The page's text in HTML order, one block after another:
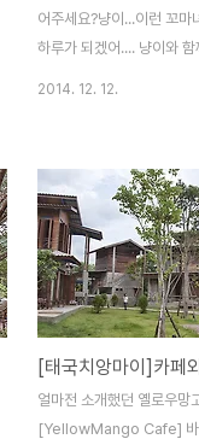
주인분이 쿠키를 만들고 계
아니라 케잌과 쿠키를 직접
어주세요?냥이...이런 꼬마
하루가 되겠어.... 냥이와 함
ㅠ더군다나 고양이 카페에
무(?)중이라 그런지 손님들
정도로 생각하는듯 아주
ㅋㅋ 이 사람은 언니양? 오
까? 말까??? 냐옹~ 이쁘게
커피는 다 마신거임? 나도
먹을 받아라 암튼 꼬마녀석
하루냐옹~~[DARTH |
SHORTHAIR] 꼬마 녀석
2014. 12. 12.
얼마전 소개했던 옐로우망
[YellowMango Cafe] 바